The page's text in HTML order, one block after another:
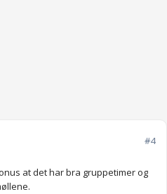
#4
at det har bra gruppetimer og